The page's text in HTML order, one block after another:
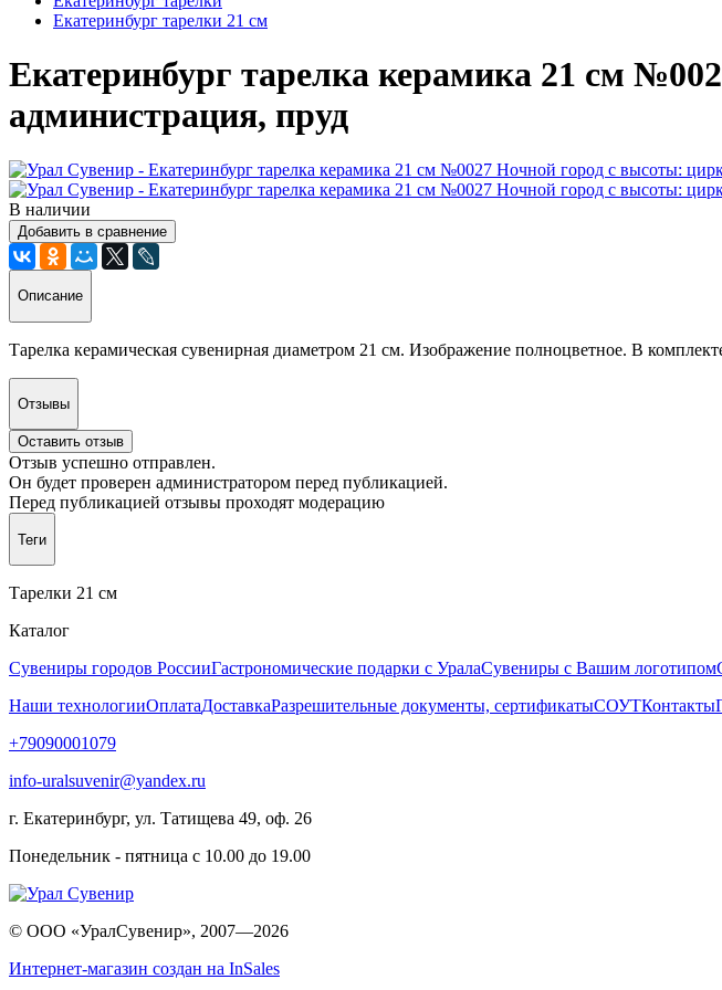
Екатеринбург тарелки 21 см
Екатеринбург тарелка керамика 21 см
администрация, пруд
В наличии
Добавить в сравнение
Описание
Тарелка керамическая сувенирная диаметром 21 см. Изображение полноцветное. В
Отзывы
Оставить отзыв
Отзыв успешно отправлен.
Он будет проверен администратором перед публикацией.
Перед публикацией отзывы проходят модерацию
Теги
Тарелки 21 см
Каталог
Сувениры городов РоссииГастрономические подарки с УралаСувениры с Вашим логотипом
Наши технологииОплатаДоставкаРазрешительные документы, сертификатыСОУТКонтакты
+79090001079
info-uralsuvenir@yandex.ru
г. Екатеринбург, ул. Татищева 49, оф. 26
Понедельник - пятница с 10.00 до 19.00
© ООО «УралСувенир», 2007—2026
Интернет-магазин создан на InSales